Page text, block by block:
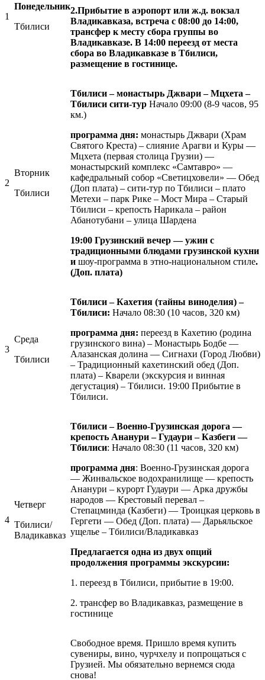
1
Понедельник
Тбилиси
2.Прибытие в аэропорт или ж.д. вокзал
Владикавказа, встреча с 08:00 до 14:00,
трансфер к месту сбора группы во
Владикавказе. В 14:00 переезд от места
сбора во Владикавказе в Тбилиси,
размещение в гостинице.
2
Вторник
Тбилиси
Тбилиси – монастырь Джвари – Мцхета –
Тбилиси сити-тур Начало 09:00 (8-9 часов, 95
км.)
программа дня: монастырь Джвари (Храм
Святого Креста) – слияние Арагви и Куры —
Мцхета (первая столица Грузии) —
монастырский комплекс «Самтавро» —
кафедральный собор «Светицховели» — Обед
(Доп плата) – сити-тур по Тбилиси – плато
Метехи – парк Рике – Мост Мира – Старый
Тбилиси – крепость Нарикала – район
Абанотубани – улица Шардена
19:00 Грузинский вечер — ужин с
традиционными блюдами грузинской кухни
и шоу-программа в этно-национальном стиле.
(Доп. плата)
3
Среда
Тбилиси
Тбилиси – Кахетия (тайны виноделия) –
Тбилиси: Начало 08:30 (10 часов, 320 км)
программа дня: переезд в Кахетию (родина
грузинского вина) – Монастырь Бодбе —
Алазанская долина — Сигнахи (Город Любви)
– Традиционный кахетинский обед (Доп.
плата) – Кварели (экскурсия и винная
дегустация) – Тбилиси. 19:00 Прибытие в
Тбилиси.
4
Четверг
Тбилиси/
Владикавказ
Тбилиси – Военно-Грузинская дорога —
крепость Ананури – Гудаури – Казбеги —
Тбилиси: Начало 08:30 (11 часов, 320 км)
программа дня: Военно-Грузинская дорога
— Жинвальское водохранилище — крепость
Ананури – курорт Гудаури — Арка дружбы
народов — Крестовый перевал –
Степацминда (Казбеги) — Троицкая церковь в
Гергети — Обед (Доп. плата) — Дарьяльское
ущелье – Тбилиси/Владикавказ
Предлагается одна из двух опций
продолжения программы экскурсии:
1. переезд в Тбилиси, прибытие в 19:00.
2. трансфер во Владикавказ, размещение в
гостинице
Свободное время. Пришло время купить
сувениры, вино, чурчхелу и попрощаться с
Грузией. Мы обязательно вернемся сюда
снова!